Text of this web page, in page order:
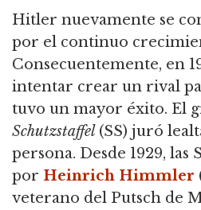
Hitler nuevamente se
por el continuo
Consecuentemente, en
intentar crear un rival
tuvo un mayor éxito. El
Schutzstaffel (SS) juró
persona. Desde 1929, las
por Heinrich Himmler
veterano del Putsch de